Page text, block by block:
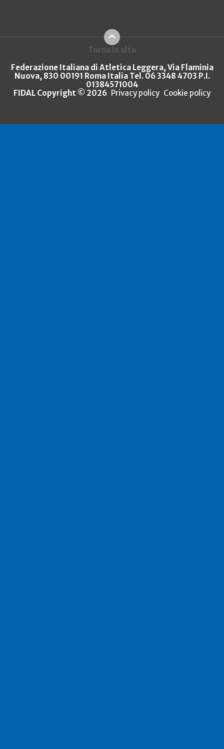
Torna in alto
Federazione Italiana di Atletica Leggera, Via Flaminia
Nuova, 830 00191 Roma Italia Tel. 06 3348 4703 P.I.
01384571004
FIDAL Copyright © 2026 Privacy policy Cookie policy